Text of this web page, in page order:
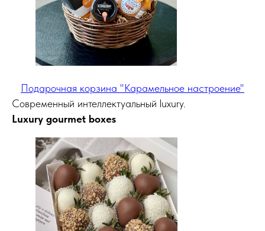
Подарочная корзина "Карамельное настроение"
Современный интеллектуальный luxury.
Luxury gourmet boxes